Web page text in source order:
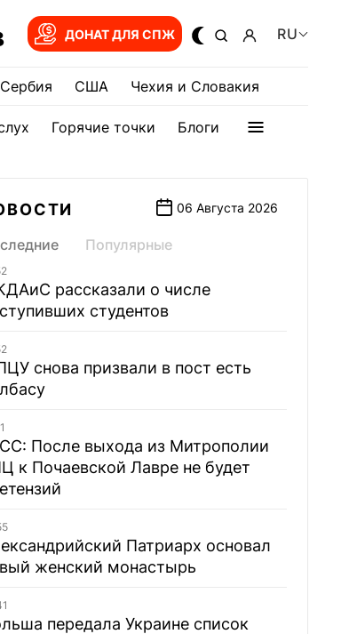
ДОНАТ ДЛЯ СПЖ RU
Сербия США Чехия и Словакия
Горячие точки Блоги
06 Августа 2026
Популярные
рассказали о числе
студентов
снова призвали в пост есть
После выхода из Митрополии
к Почаевской Лавре не будет
Патриарх основал
женский монастырь
передала Украине список